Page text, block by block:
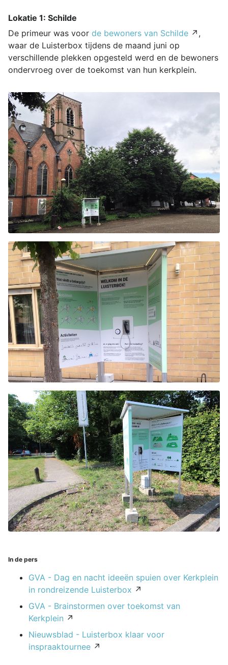
Lokatie 1: Schilde
De primeur was voor de bewoners van Schilde ↗,
waar de Luisterbox tijdens de maand juni op
verschillende plekken opgesteld werd en de bewoners
ondervroeg over de toekomst van hun kerkplein.
In de pers
GVA - Dag en nacht ideeën spuien over Kerkplein
in rondreizende Luisterbox ↗
GVA - Brainstormen over toekomst van
Kerkplein ↗
Nieuwsblad - Luisterbox klaar voor
inspraaktournee ↗